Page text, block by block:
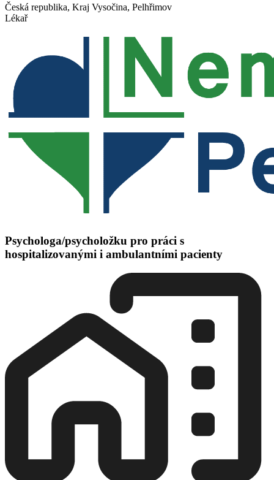
Česká republika, Kraj Vysočina, Pelhřimov
Lékař
Psychologa/psycholožku pro práci s
hospitalizovanými i ambulantními pacienty